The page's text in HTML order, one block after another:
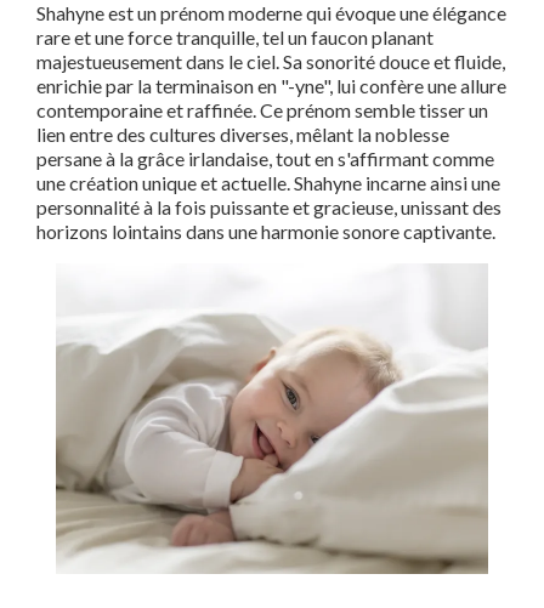
Shahyne est un prénom moderne qui évoque une élégance
rare et une force tranquille, tel un faucon planant
majestueusement dans le ciel. Sa sonorité douce et fluide,
enrichie par la terminaison en "-yne", lui confère une allure
contemporaine et raffinée. Ce prénom semble tisser un
lien entre des cultures diverses, mêlant la noblesse
persane à la grâce irlandaise, tout en s'affirmant comme
une création unique et actuelle. Shahyne incarne ainsi une
personnalité à la fois puissante et gracieuse, unissant des
horizons lointains dans une harmonie sonore captivante.